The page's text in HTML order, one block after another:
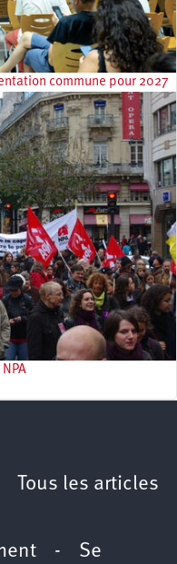
commune pour 2027
Tous les articles
- Se